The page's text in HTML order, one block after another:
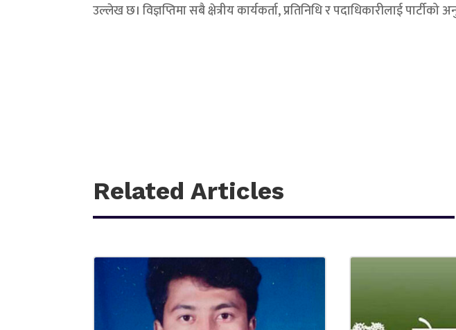
उल्लेख छ। विज्ञप्तिमा सबै क्षेत्रीय कार्यकर्ता, प्रतिनिधि र पदाधिकारीलाई
Related Articles